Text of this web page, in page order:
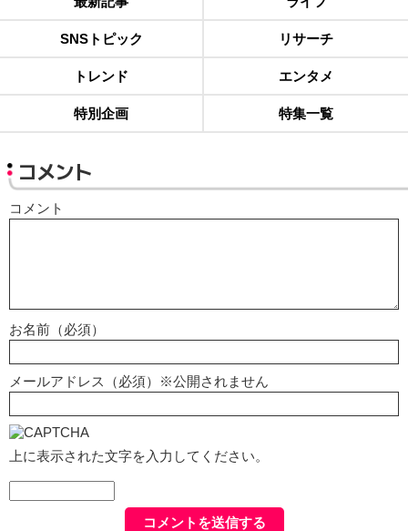
SNSトピック リサーチ
トレンド エンタメ
特別企画 特集一覧
コメント
コメント
お名前（必須）
メールアドレス（必須）※公開されません
上に表示された文字を入力してください。